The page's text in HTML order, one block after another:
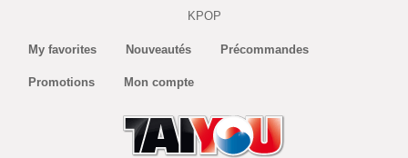
KPOP
My favorites Nouveautés Précommandes
Promotions Mon compte